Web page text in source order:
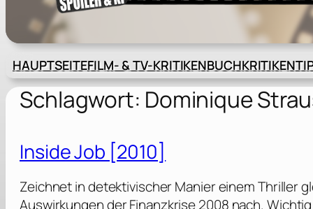
HAUPTSEITEFILM- & TV-KRITIKENBUCHKRITIKEN
Schlagwort: Dominique
Inside Job [2010]
Zeichnet in detektivischer Manier einem Thriller
Auswirkungen der Finanzkrise 2008 nach.